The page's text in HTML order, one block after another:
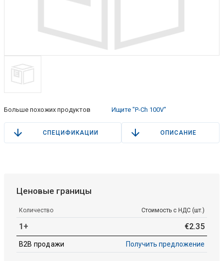
Больше похожих продуктов Ищите "P-Ch 100V"
СПЕЦИФИКАЦИИ ОПИСАНИЕ
Ценовые границы
Количество Стоимость с НДС (шт.)
1+ €2.35
B2B продажи Получить предложение